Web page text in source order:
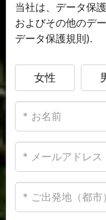
当社は、データ保
およびその他のデ
データ保護規則).
女性